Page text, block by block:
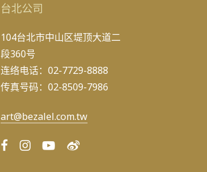
台北公司
104台北市中山区堤顶大道二
段360号
连络电话：02-7729-8888
传真号码：02-8509-7986
art@bezalel.com.tw